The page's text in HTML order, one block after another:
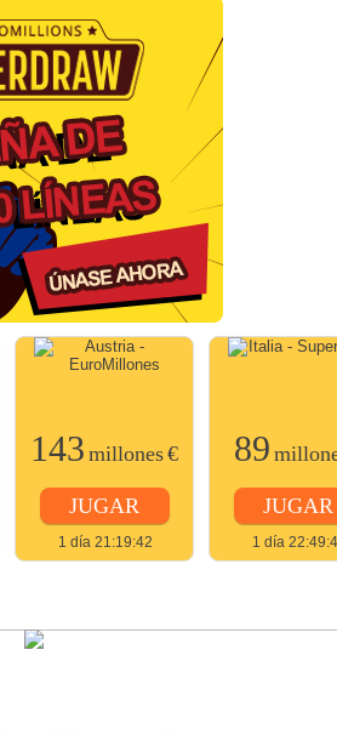
143 millones€
JUGAR
1 día 21:19:42
89
JUGAR
1 día